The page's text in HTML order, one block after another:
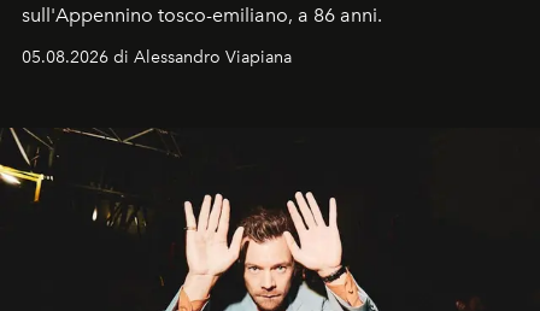
sull'Appennino tosco-emiliano, a 86 anni.
05.08.2026 di Alessandro Viapiana